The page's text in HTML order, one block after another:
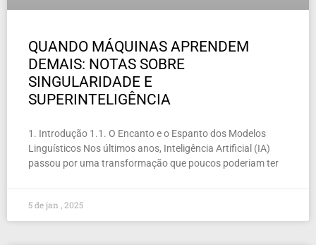
QUANDO MÁQUINAS APRENDEM
DEMAIS: NOTAS SOBRE
SINGULARIDADE E
SUPERINTELIGÊNCIA
1. Introdução 1.1. O Encanto e o Espanto dos Modelos
Linguísticos Nos últimos anos, Inteligência Artificial (IA)
passou por uma transformação que poucos poderiam ter
5 de jan , 2025